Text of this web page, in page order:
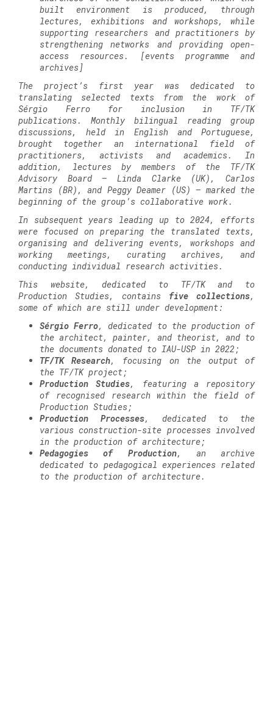
built environment is produced, through
lectures, exhibitions and workshops, while
supporting researchers and practitioners by
strengthening networks and providing open-
access resources. [events programme and
archives]
The project’s first year was dedicated to
translating selected texts from the work of
Sérgio Ferro for inclusion in TF/TK
publications. Monthly bilingual reading group
discussions, held in English and Portuguese,
brought together an international field of
practitioners, activists and academics. In
addition, lectures by members of the TF/TK
Advisory Board – Linda Clarke (UK), Carlos
Martins (BR), and Peggy Deamer (US) – marked the
beginning of the group’s collaborative work.
In subsequent years leading up to 2024, efforts
were focused on preparing the translated texts,
organising and delivering events, workshops and
working meetings, curating archives, and
conducting individual research activities.
This website, dedicated to TF/TK and to
Production Studies, contains five collections,
some of which are still under development:
Sérgio Ferro, dedicated to the production of
the architect, painter, and theorist, and to
the documents donated to IAU-USP in 2022;
TF/TK Research, focusing on the output of
the TF/TK project;
Production Studies, featuring a repository
of recognised research within the field of
Production Studies;
Production Processes, dedicated to the
various construction-site processes involved
in the production of architecture;
Pedagogies of Production, an archive
dedicated to pedagogical experiences related
to the production of architecture.